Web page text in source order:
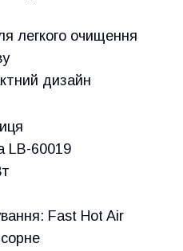
легкого очищення
дизайн
LB-60019
Fast Hot Air